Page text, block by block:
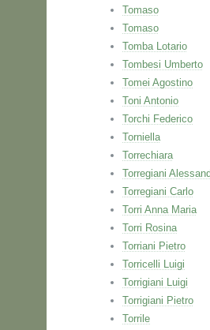
Tomaso
Tomaso
Tomba Lotario
Tombesi Umberto
Tomei Agostino
Toni Antonio
Torchi Federico
Torniella
Torrechiara
Torregiani
Torregiani Carlo
Torri Anna Maria
Torri Rosina
Torriani Pietro
Torricelli Luigi
Torrigiani Luigi
Torrigiani Pietro
Torrile